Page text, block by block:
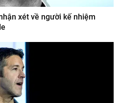
xét về người kế nhiệm